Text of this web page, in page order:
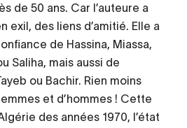
de 50 ans. Car l’auteure a
exil, des liens d’amitié. Elle a
de Hassina, Miassa,
Saliha, mais aussi de
ou Bachir. Rien moins
et d’hommes ! Cette
des années 1970, l’état